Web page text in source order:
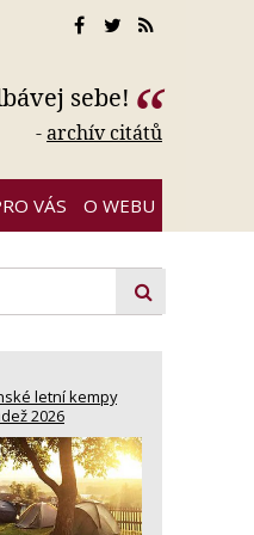
sebe!
-archív citátů
VÁS O WEBU
letní kempy
2026